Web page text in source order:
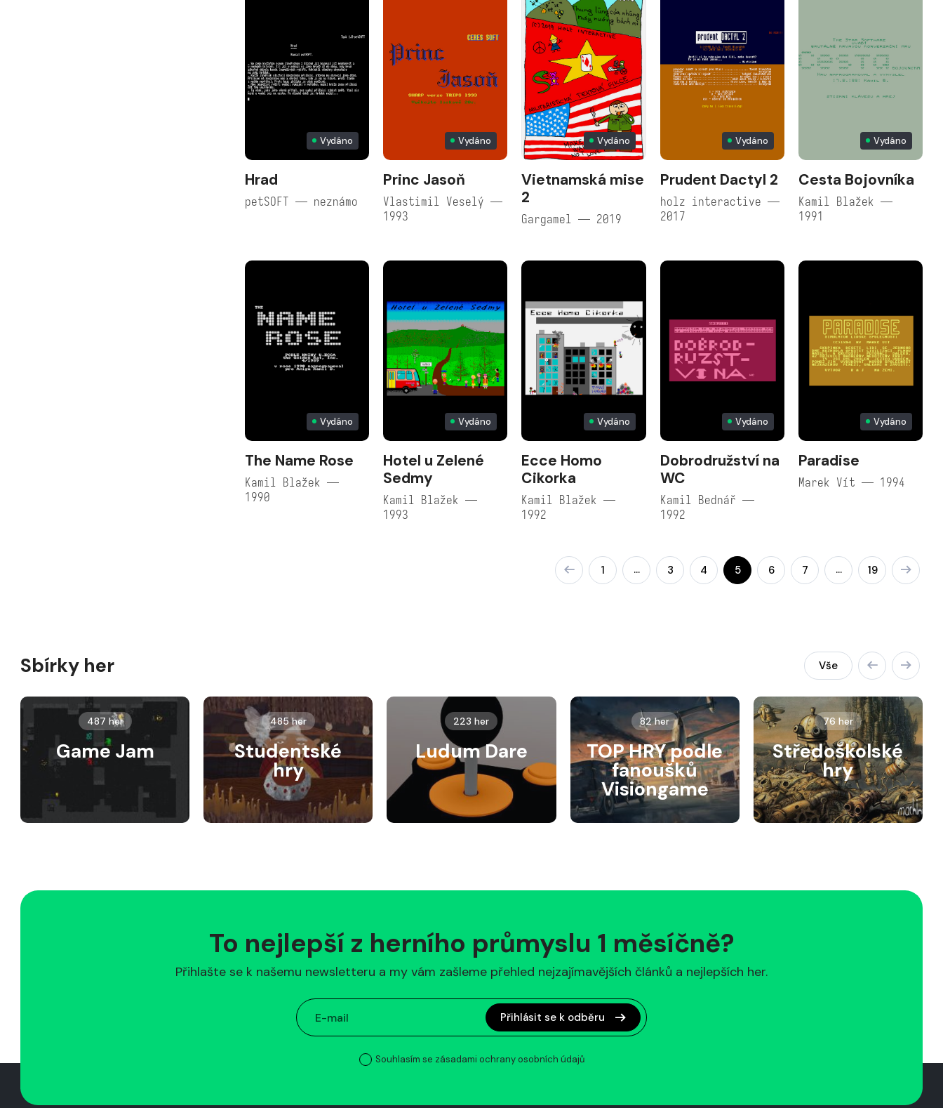
Vydáno
Hrad
petSOFT — neznámo
Vydáno
Princ Jasoň
Vlastimil Veselý —
1993
Vydáno
Vietnamská mise
2
Gargamel — 2019
Vydáno
Prudent Dactyl 2
holz interactive —
2017
Vydáno
Cesta Bojovníka
Kamil Blažek —
1991
Vydáno
The Name Rose
Kamil Blažek —
1990
Vydáno
Hotel u Zelené
Sedmy
Kamil Blažek —
1993
Vydáno
Ecce Homo
Cikorka
Kamil Blažek —
1992
Vydáno
Dobrodružství na
WC
Kamil Bednář —
1992
Vydáno
Paradise
Marek Vít — 1994
1 … 3 4 5 6 7 … 19
Sbírky her Vše
487 her
Game Jam
485 her
Studentské
hry
223 her
Ludum Dare
82 her
TOP HRY podle
fanoušků
Visiongame
76 her
Středoškolské
hry
To nejlepší z herního průmyslu 1 měsíčně?
Přihlašte se k našemu newsletteru a my vám zašleme přehled nejzajímavějších článků a nejlepších her.
Přihlásit se k odběru
Souhlasím se zásadami ochrany osobních údajů